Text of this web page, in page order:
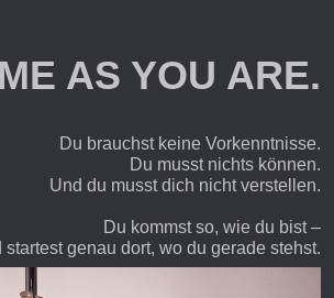
AS YOU ARE.
Du brauchst keine Vorkenntnisse.
Du musst nichts können.
Und du musst dich nicht verstellen.
Du kommst so, wie du bist –
startest genau dort, wo du gerade stehst.